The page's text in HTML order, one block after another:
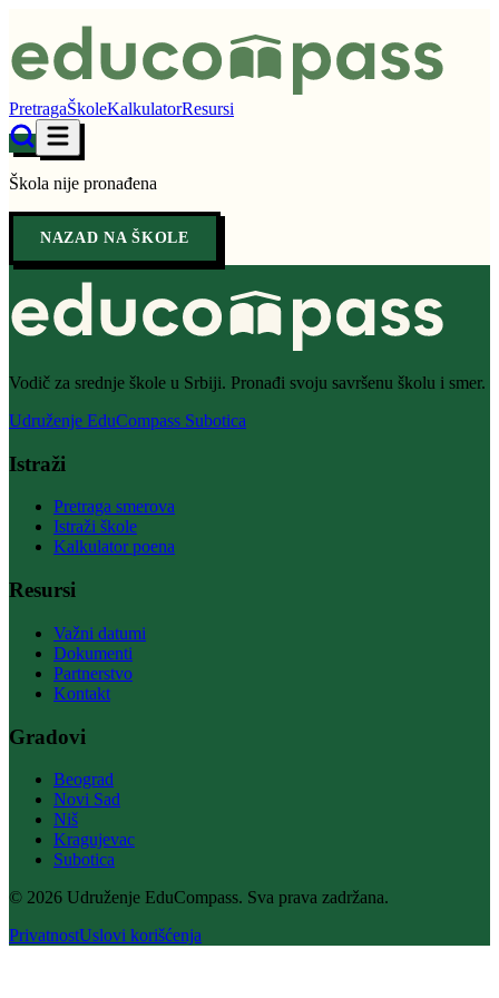
PretragaŠkoleKalkulatorResursi
Škola nije pronađena
NAZAD NA ŠKOLE
Vodič za srednje škole u Srbiji. Pronađi svoju savršenu školu i smer.
Udruženje EduCompass Subotica
Istraži
Pretraga smerova
Istraži škole
Kalkulator poena
Resursi
Važni datumi
Dokumenti
Partnerstvo
Kontakt
Gradovi
Beograd
Novi Sad
Niš
Kragujevac
Subotica
© 2026 Udruženje EduCompass. Sva prava zadržana.
PrivatnostUslovi korišćenja